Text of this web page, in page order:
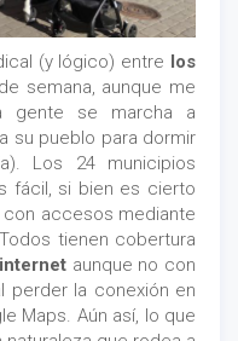
(y lógico) entre los
semana, aunque me
gente se marcha a
su pueblo para dormir
Los 24 municipios
fácil, si bien es cierto
accesos mediante
tienen cobertura
aunque no con
perder la conexión en
Maps. Aún así, lo que